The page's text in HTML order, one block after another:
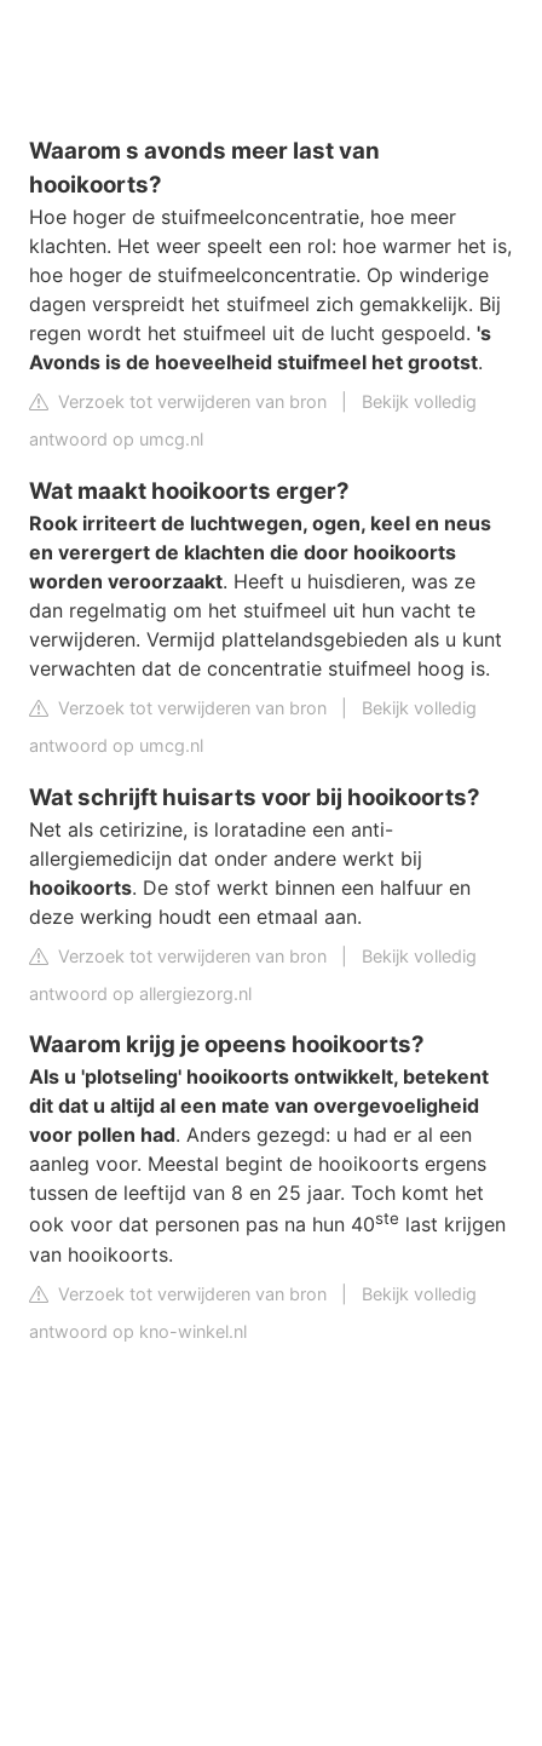
Waarom s avonds meer last van
hooikoorts?
Hoe hoger de stuifmeelconcentratie, hoe meer
klachten. Het weer speelt een rol: hoe warmer het is,
hoe hoger de stuifmeelconcentratie. Op winderige
dagen verspreidt het stuifmeel zich gemakkelijk. Bij
regen wordt het stuifmeel uit de lucht gespoeld. 's
Avonds is de hoeveelheid stuifmeel het grootst.
Verzoek tot verwijderen van bron
Bekijk volledig
antwoord op umcg.nl
Wat maakt hooikoorts erger?
Rook irriteert de luchtwegen, ogen, keel en neus
en verergert de klachten die door hooikoorts
worden veroorzaakt. Heeft u huisdieren, was ze
dan regelmatig om het stuifmeel uit hun vacht te
verwijderen. Vermijd plattelandsgebieden als u kunt
verwachten dat de concentratie stuifmeel hoog is.
Verzoek tot verwijderen van bron
Bekijk volledig
antwoord op umcg.nl
Wat schrijft huisarts voor bij hooikoorts?
Net als cetirizine, is loratadine een anti-
allergiemedicijn dat onder andere werkt bij
hooikoorts. De stof werkt binnen een halfuur en
deze werking houdt een etmaal aan.
Verzoek tot verwijderen van bron
Bekijk volledig
antwoord op allergiezorg.nl
Waarom krijg je opeens hooikoorts?
Als u 'plotseling' hooikoorts ontwikkelt, betekent
dit dat u altijd al een mate van overgevoeligheid
voor pollen had. Anders gezegd: u had er al een
aanleg voor. Meestal begint de hooikoorts ergens
tussen de leeftijd van 8 en 25 jaar. Toch komt het
ook voor dat personen pas na hun 40ste last krijgen
van hooikoorts.
Verzoek tot verwijderen van bron
Bekijk volledig
antwoord op kno-winkel.nl